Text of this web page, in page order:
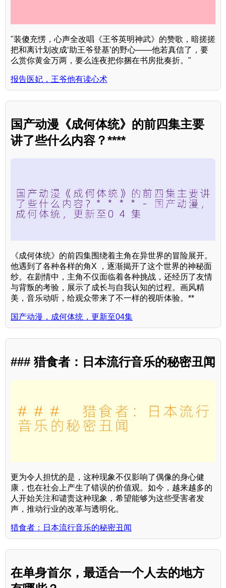
"装傻充愣，心声全改唱《王爷英明神武》的赞歌，暗搓搓
把和离计划改成‘助王爷登基’的野心——他若真信了，要
么赏你黄金万两，要么连夜把你捆在书房批奏折。"
报告医妃，王爷他有读心术
国产动漫《成何体统》的前四集主要
讲了些什么内容？****
《成何体统》的前四集围绕着主角在异世界的冒险展开。
他遇到了各种各样的角X ，逐渐揭开了这个世界的神秘面
纱。在剧情中，主角不仅面临着各种挑战，还经历了友情
与背叛的考验，展示了成长与自我认知的过程。画风精
美，音乐动听，给观众带来了不一样的视听体验。**
国产动漫，成何体统，更新至04集
### 猎食者：日本流行音乐的秘密丑闻
更为令人担忧的是，这种现象不仅影响了偶像的身心健
康，也在社会上产生了错误的价值观。如今，越来越多的
人开始关注和谴责这种现象，希望能够为这些受害者发
声，推动行业的改革与透明化。
猎食者：日本流行音乐的秘密丑闻
在单身首尔，最适合一个人去的地方